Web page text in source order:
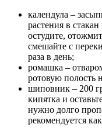
календула –
растения в
остудите,
смешайте с
раза в день;
ромашка –
ротовую полость
шиповник – 200
кипятка и
нужно долго
рекомендуется